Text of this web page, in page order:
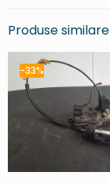
Produse similare
-33%